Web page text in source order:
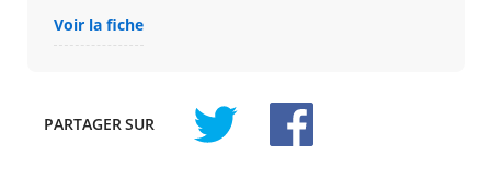
Voir la fiche
PARTAGERSUR